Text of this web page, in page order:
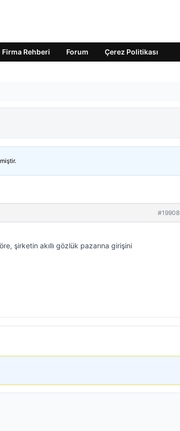
Firma Rehberi Forum Çerez Politikası
#19908
şirketin akıllı gözlük pazarına girişini